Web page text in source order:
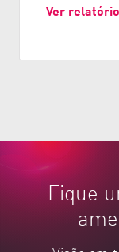
Ver relatório
Fique